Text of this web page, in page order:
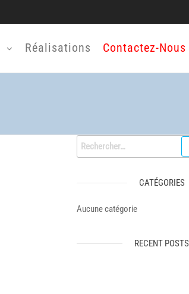
Réalisations Contactez-Nous
Rechercher :
CATÉGORIES
Aucune catégorie
RECENT POSTS